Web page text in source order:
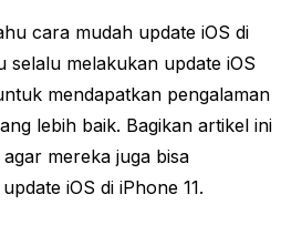
cara mudah update iOS di
selalu melakukan update iOS
mendapatkan pengalaman
lebih baik. Bagikan artikel ini
mereka juga bisa
iOS di iPhone 11.